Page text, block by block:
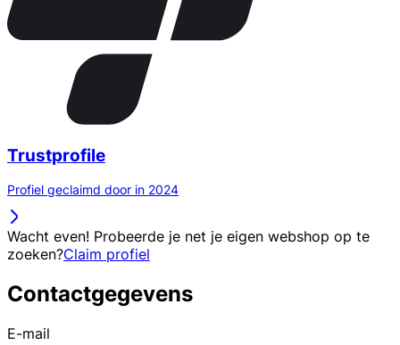
Trustprofile
Profiel geclaimd door in 2024
Wacht even! Probeerde je net je eigen webshop op te
zoeken?Claim profiel
Contactgegevens
E-mail